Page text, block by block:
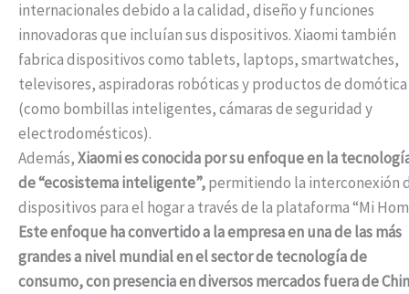
internacionales debido a la calidad, diseño y funciones
innovadoras que incluían sus dispositivos. Xiaomi también
fabrica dispositivos como tablets, laptops, smartwatches,
televisores, aspiradoras robóticas y productos de domótica
(como bombillas inteligentes, cámaras de seguridad y
electrodomésticos).
Además,Xiaomi es conocida por su enfoque en la
de “ecosistema inteligente”,permitiendo la interconexión
dispositivos para el hogar a través de la plataforma “Mi
Este enfoque ha convertido a la empresa en una de las más
grandes a nivel mundial en el sector de tecnología de
consumo, con presencia en diversos mercados fuera de